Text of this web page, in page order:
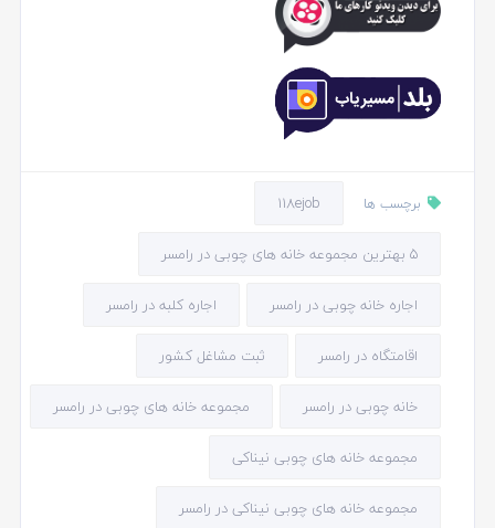
برچسب ها 118ejob
5 بهترین مجموعه خانه های چوبی در رامسر
اجاره خانه چوبی در رامسر اجاره کلبه در رامسر
اقامتگاه در رامسر ثبت مشاغل کشور
خانه چوبی در رامسر مجموعه خانه های چوبی در رامسر
مجموعه خانه های چوبی نیناکی
مجموعه خانه های چوبی نیناکی در رامسر